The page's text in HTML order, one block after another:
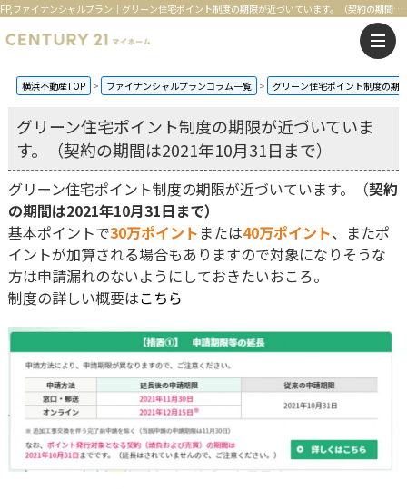
FP,ファイナンシャルプラン｜グリーン住宅ポイント制度の期限が近づいています。（契約の期間は2021年10月31日まで） | 横浜の不動産はセンチュリー21マイホーム
横浜不動産TOP ファイナンシャルプランコラム一覧 グリーン住宅ポイント制度の期
グリーン住宅ポイント制度の期限が近づいていま
す。（契約の期間は2021年10月31日まで）
グリーン住宅ポイント制度の期限が近づいています。（契約
の期間は2021年10月31日まで）
基本ポイントで30万ポイント または40万ポイント、またポ
イントが加算される場合もありますので対象になりそうな
方は申請漏れのないようにしておきたいおころ。
制度の詳しい概要はこちら